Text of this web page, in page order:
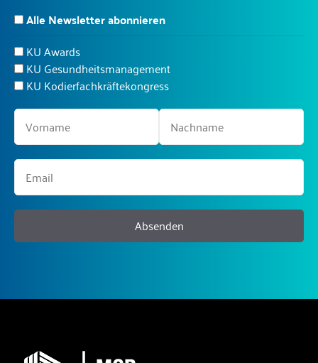
Alle Newsletter abonnieren
KU Awards
KU Gesundheitsmanagement
KU Kodierfachkräftekongress
Absenden